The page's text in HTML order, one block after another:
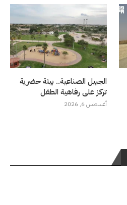
الجبيل الصناعية.. بيئة حضرية
تركز على رفاهية الطفل
أغسطس 6, 2026